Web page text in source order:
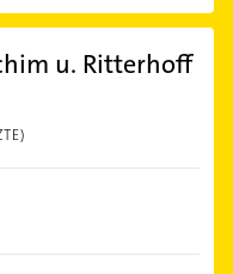
u. Ritterhoff